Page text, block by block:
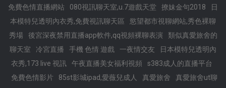
免費色情直播網站
080視訊聊天室,u.7遊戲天堂 撩妹金句2018
日
本模特兒透明內衣秀,免費視訊聊天區
慾望都市視聊網站,秀色裸聊
秀場
後宮深夜禁用直播app軟件,qq視頻裸聊表演
類似真愛旅舍的
聊天室
冷宮直播 手機 色情 遊戲 一夜情交友
日本模特兒透明內
衣秀,173 live 視訊
午夜直播美女福利視頻
s383成人的直播平台
免費色情影片
85st影城ipad,愛薇兒成人 真愛旅舍
真愛旅舍ut聊